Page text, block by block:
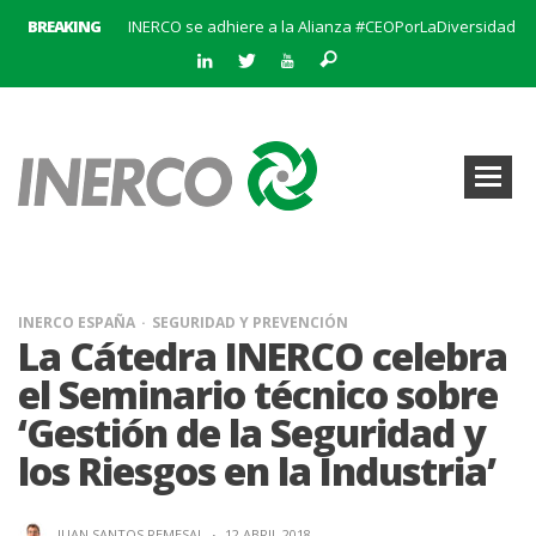
BREAKING INERCO se adhiere a la Alianza #CEOPorLaDiversidad
INERCO participa en la V Edición Sputnik
INERCO ESPAÑA SEGURIDAD Y PREVENCIÓN
La Cátedra INERCO celebra
el Seminario técnico sobre
‘Gestión de la Seguridad y
los Riesgos en la Industria’